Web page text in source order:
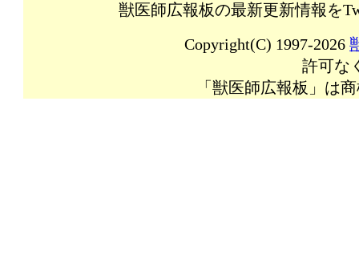
獣医師広報板の最新更新情報を
Copyright(C) 1997-2026
許可な
「獣医師広報板」は